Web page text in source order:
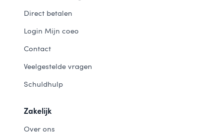
Direct betalen
Login Mijn coeo
Contact
Veelgestelde vragen
Schuldhulp
Zakelijk
Over ons